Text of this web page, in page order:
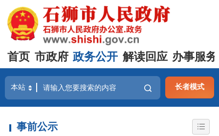
首页 市政府 政务公开 解读回应 办事服务
长者模式
事前公示